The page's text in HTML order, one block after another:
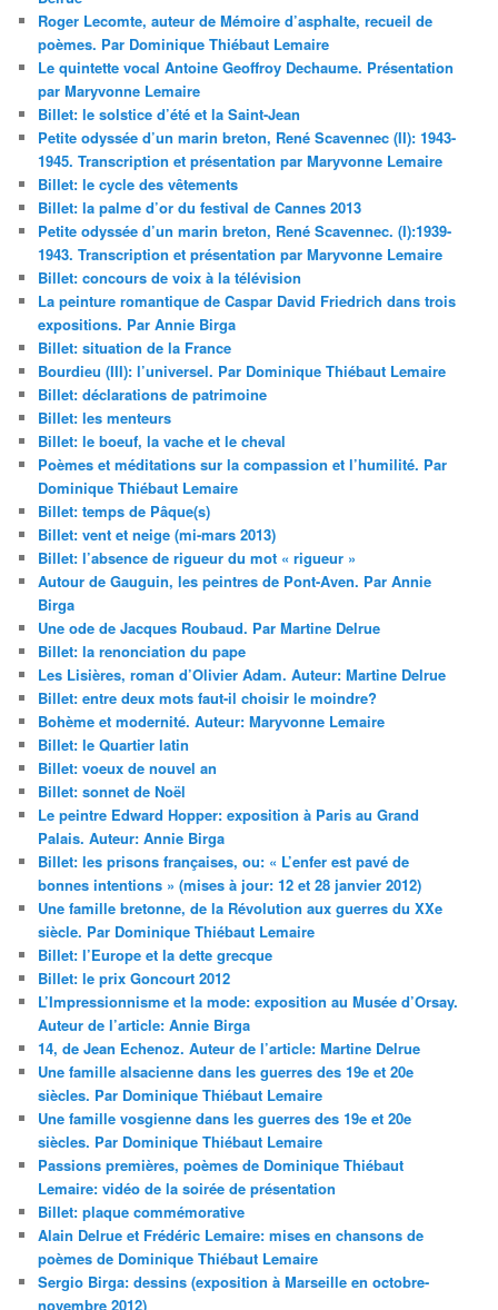
Roger Lecomte, auteur de Mémoire d’asphalte, recueil de
poèmes. Par Dominique Thiébaut Lemaire
Le quintette vocal Antoine Geoffroy Dechaume. Présentation
par Maryvonne Lemaire
Billet: le solstice d’été et la Saint-Jean
Petite odyssée d’un marin breton, René Scavennec (II): 1943-
1945. Transcription et présentation par Maryvonne Lemaire
Billet: le cycle des vêtements
Billet: la palme d’or du festival de Cannes 2013
Petite odyssée d’un marin breton, René Scavennec. (I):1939-
1943. Transcription et présentation par Maryvonne Lemaire
Billet: concours de voix à la télévision
La peinture romantique de Caspar David Friedrich dans trois
expositions. Par Annie Birga
Billet: situation de la France
Bourdieu (III): l’universel. Par Dominique Thiébaut Lemaire
Billet: déclarations de patrimoine
Billet: les menteurs
Billet: le boeuf, la vache et le cheval
Poèmes et méditations sur la compassion et l’humilité. Par
Dominique Thiébaut Lemaire
Billet: temps de Pâque(s)
Billet: vent et neige (mi-mars 2013)
Billet: l’absence de rigueur du mot « rigueur »
Autour de Gauguin, les peintres de Pont-Aven. Par Annie
Birga
Une ode de Jacques Roubaud. Par Martine Delrue
Billet: la renonciation du pape
Les Lisières, roman d’Olivier Adam. Auteur: Martine Delrue
Billet: entre deux mots faut-il choisir le moindre?
Bohème et modernité. Auteur: Maryvonne Lemaire
Billet: le Quartier latin
Billet: voeux de nouvel an
Billet: sonnet de Noël
Le peintre Edward Hopper: exposition à Paris au Grand
Palais. Auteur: Annie Birga
Billet: les prisons françaises, ou: « L’enfer est pavé de
bonnes intentions » (mises à jour: 12 et 28 janvier 2012)
Une famille bretonne, de la Révolution aux guerres du XXe
siècle. Par Dominique Thiébaut Lemaire
Billet: l’Europe et la dette grecque
Billet: le prix Goncourt 2012
L’Impressionnisme et la mode: exposition au Musée d’Orsay.
Auteur de l’article: Annie Birga
14, de Jean Echenoz. Auteur de l’article: Martine Delrue
Une famille alsacienne dans les guerres des 19e et 20e
siècles. Par Dominique Thiébaut Lemaire
Une famille vosgienne dans les guerres des 19e et 20e
siècles. Par Dominique Thiébaut Lemaire
Passions premières, poèmes de Dominique Thiébaut
Lemaire: vidéo de la soirée de présentation
Billet: plaque commémorative
Alain Delrue et Frédéric Lemaire: mises en chansons de
poèmes de Dominique Thiébaut Lemaire
Sergio Birga: dessins (exposition à Marseille en octobre-
novembre 2012)